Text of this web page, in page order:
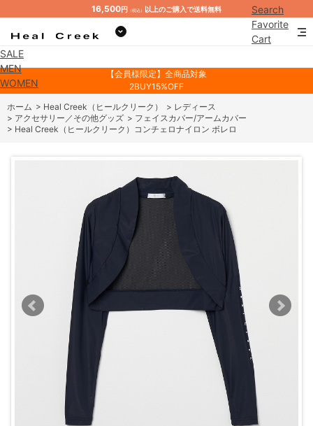
16,500円 （税込） 以上のご購入で送料無料
Search
Favorite
Cart
SALE
MEN
WOMEN
【会員様限定】全商品対象
2BUY15%OFF
ホーム > Heal Creek（ヒールクリーク） > レディース
> アクセサリー／その他グッズ > フェイスカバー/アームカバー
> Heal Creek（ヒールクリーク）コンチェロナイロン ボレロ